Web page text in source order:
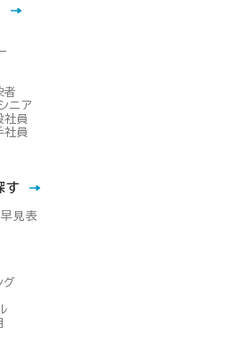
者
ニア
社員
社員
す
早見表
グ